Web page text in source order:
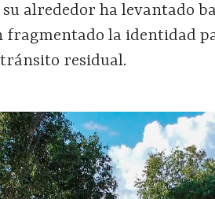
alrededor ha levantado
fragmentado la identidad
ánsito residual.